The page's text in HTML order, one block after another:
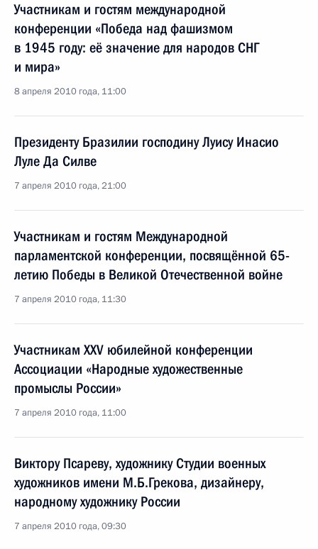
Участникам и гостям международной
конференции «Победа над фашизмом
в 1945 году: её значение для народов СНГ
и мира»
8 апреля 2010 года, 11:00
Президенту Бразилии господину Луису Инасио
Луле Да Силве
7 апреля 2010 года, 21:00
Участникам и гостям Международной
парламентской конференции, посвящённой 65-
летию Победы в Великой Отечественной войне
7 апреля 2010 года, 11:30
Участникам XXV юбилейной конференции
Ассоциации «Народные художественные
промыслы России»
7 апреля 2010 года, 11:00
Виктору Псареву, художнику Студии военных
художников имени М.Б.Грекова, дизайнеру,
народному художнику России
7 апреля 2010 года, 09:30